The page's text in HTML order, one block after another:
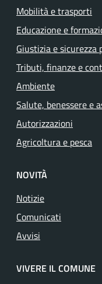
Mobilità e trasporti
Educazione e
Giustizia e sicurezza
Tributi, finanze e
Ambiente
Salute, benessere e
Autorizzazioni
Agricoltura e pesca
NOVITÀ
Notizie
Comunicati
Avvisi
VIVERE IL COMUNE